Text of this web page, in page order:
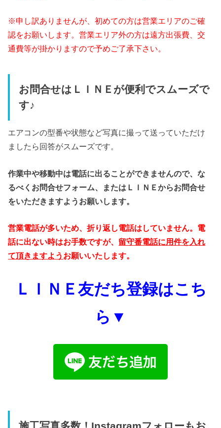
※申し訳ありませんが、初めての方は営業エリアのご確
認をお願いします。営業エリア外の方は遠方出張費、交
通費等が掛かりますので予めご了承下さい。
お問合せはＬＩＮＥが便利でスムーズで
す♪
エアコンの型番や状態など写真に撮って送っていただけ
ましたら回答がスムーズです。
作業中や移動中は電話に出ることができませんので、な
るべくお問合せフォーム、またはＬＩＮＥからお問合せ
をいただきますようお願いします。
営業電話が多いため、折り返し電話はしていません。電
話に出ない時はお手数ですが、 留守番電話に用件を入れ
て頂きますよう お願いいたします。
ＬＩＮＥ友だち登録はこち
ら▼